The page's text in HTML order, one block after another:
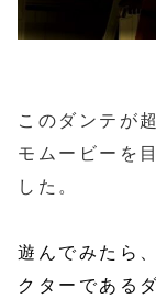
このダンテが
モムービーを
した。
遊んでみたら
クターである